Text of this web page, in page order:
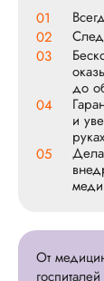
01
02
03
до
04
и
05
От